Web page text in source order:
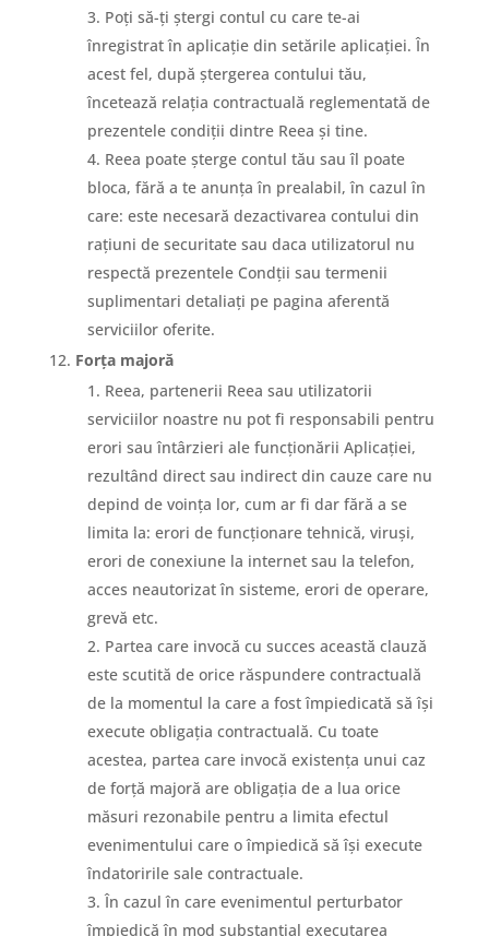
Poți să-ți ștergi contul cu care te-ai
înregistrat în aplicație din setările aplicației. În
acest fel, după ștergerea contului tău,
încetează relația contractuală reglementată de
prezentele condiții dintre Reea și tine.
Reea poate șterge contul tău sau îl poate
bloca, fără a te anunța în prealabil, în cazul în
care: este necesară dezactivarea contului din
rațiuni de securitate sau daca utilizatorul nu
respectă prezentele Condții sau termenii
suplimentari detaliați pe pagina aferentă
serviciilor oferite.
Forța majoră
Reea, partenerii Reea sau utilizatorii
serviciilor noastre nu pot fi responsabili pentru
erori sau întârzieri ale funcționării Aplicației,
rezultând direct sau indirect din cauze care nu
depind de voința lor, cum ar fi dar fără a se
limita la: erori de funcționare tehnică, viruși,
erori de conexiune la internet sau la telefon,
acces neautorizat în sisteme, erori de operare,
grevă etc.
Partea care invocă cu succes această clauză
este scutită de orice răspundere contractuală
de la momentul la care a fost împiedicată să își
execute obligația contractuală. Cu toate
acestea, partea care invocă existența unui caz
de forță majoră are obligația de a lua orice
măsuri rezonabile pentru a limita efectul
evenimentului care o împiedică să își execute
îndatoririle sale contractuale.
În cazul în care evenimentul perturbator
împiedică în mod substanțial executarea